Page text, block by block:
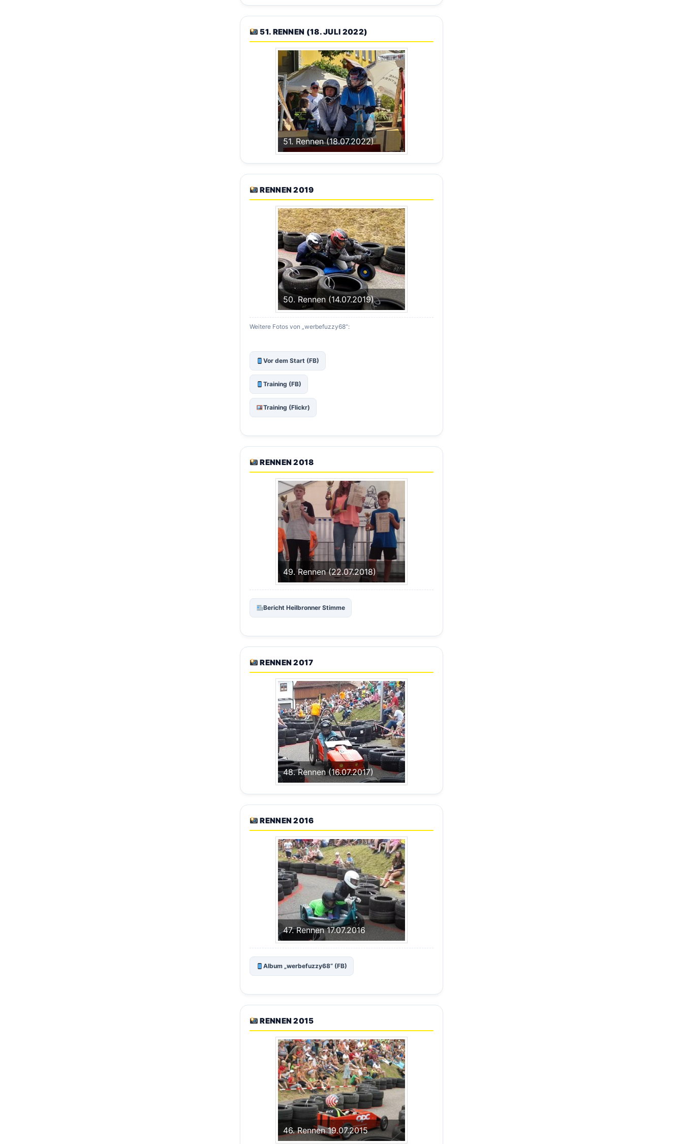
51. RENNEN (18. JULI 2022)
51. Rennen (18.07.2022)
RENNEN 2019
50. Rennen (14.07.2019)
Weitere Fotos von „werbefuzzy68“:
Vor dem Start (FB)
Training (FB)
Training (Flickr)
RENNEN 2018
49. Rennen (22.07.2018)
Bericht Heilbronner Stimme
RENNEN 2017
48. Rennen (16.07.2017)
RENNEN 2016
47. Rennen 17.07.2016
Album „werbefuzzy68“ (FB)
RENNEN 2015
46. Rennen 19.07.2015